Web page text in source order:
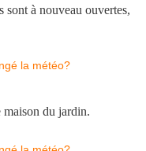
sont à nouveau ouvertes,
maison du jardin.